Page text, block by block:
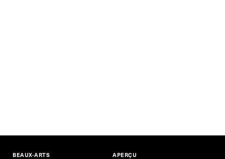
BEAUX-ARTS APERÇU